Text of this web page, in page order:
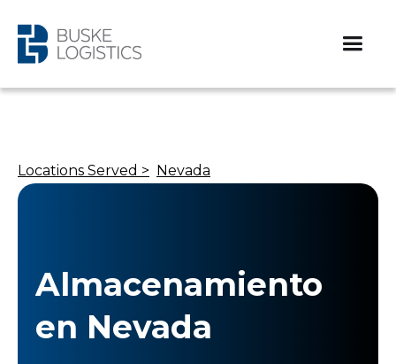
Locations Served > Nevada
Almacenamiento
en Nevada